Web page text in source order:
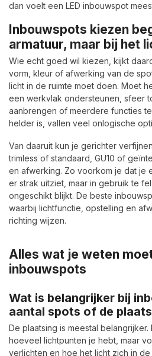
dan voelt een LED inbouwspot
Inbouwspots kiezen
armatuur, maar bij het
Wie echt goed wil kiezen, kijkt
vorm, kleur of afwerking van de
licht in de ruimte moet doen. Moet
een werkvlak ondersteunen, sfeer
aanbrengen of meerdere functies
helder is, vallen veel onlogische
Van daaruit kun je gerichter
trimless of standaard, GU10 of
en afwerking. Zo voorkom je dat je
er strak uitziet, maar in gebruik te
ongeschikt blijkt. De beste
waarbij lichtfunctie, opstelling en
richting wijzen.
Alles wat je weten
inbouwspots
Wat is belangrijker bij
aantal spots of de
De plaatsing is meestal
hoeveel lichtpunten je hebt, maar
verlichten en hoe het licht zich in